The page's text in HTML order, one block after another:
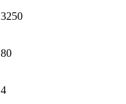
3250
80
4